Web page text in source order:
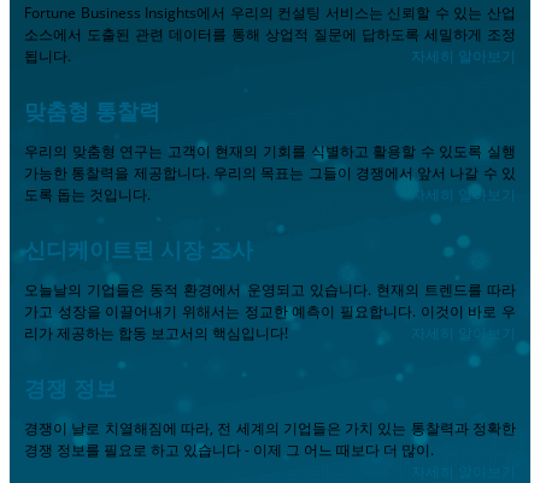
Fortune Business Insights에서 우리의 컨설팅 서비스는 신뢰할 수 있는 산업
소스에서 도출된 관련 데이터를 통해 상업적 질문에 답하도록 세밀하게 조정
됩니다.
자세히 알아보기
맞춤형 통찰력
우리의 맞춤형 연구는 고객이 현재의 기회를 식별하고 활용할 수 있도록 실행
가능한 통찰력을 제공합니다. 우리의 목표는 그들이 경쟁에서 앞서 나갈 수 있
도록 돕는 것입니다.
자세히 알아보기
신디케이트된 시장 조사
오늘날의 기업들은 동적 환경에서 운영되고 있습니다. 현재의 트렌드를 따라
가고 성장을 이끌어내기 위해서는 정교한 예측이 필요합니다. 이것이 바로 우
리가 제공하는 합동 보고서의 핵심입니다!
자세히 알아보기
경쟁 정보
경쟁이 날로 치열해짐에 따라, 전 세계의 기업들은 가치 있는 통찰력과 정확한
경쟁 정보를 필요로 하고 있습니다 - 이제 그 어느 때보다 더 많이.
자세히 알아보기